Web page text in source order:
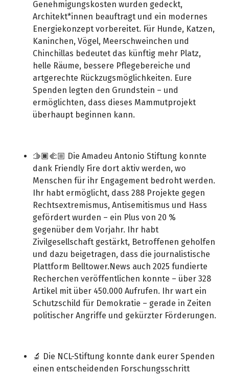
Genehmigungskosten wurden gedeckt,
Architekt*innen beauftragt und ein modernes
Energiekonzept vorbereitet. Für Hunde, Katzen,
Kaninchen, Vögel, Meerschweinchen und
Chinchillas bedeutet das künftig mehr Platz,
helle Räume, bessere Pflegebereiche und
artgerechte Rückzugsmöglichkeiten. Eure
Spenden legten den Grundstein – und
ermöglichten, dass dieses Mammutprojekt
überhaupt beginnen kann.
🫱🏿‍🫲🏼 Die Amadeu Antonio Stiftung konnte
dank Friendly Fire dort aktiv werden, wo
Menschen für ihr Engagement bedroht werden.
Ihr habt ermöglicht, dass 288 Projekte gegen
Rechtsextremismus, Antisemitismus und Hass
gefördert wurden – ein Plus von 20 %
gegenüber dem Vorjahr. Ihr habt
Zivilgesellschaft gestärkt, Betroffenen geholfen
und dazu beigetragen, dass die journalistische
Plattform Belltower.News auch 2025 fundierte
Recherchen veröffentlichen konnte – über 328
Artikel mit über 450.000 Aufrufen. Ihr wart ein
Schutzschild für Demokratie – gerade in Zeiten
politischer Angriffe und gekürzter Förderungen.
🔬 Die NCL-Stiftung konnte dank eurer Spenden
einen entscheidenden Forschungsschritt